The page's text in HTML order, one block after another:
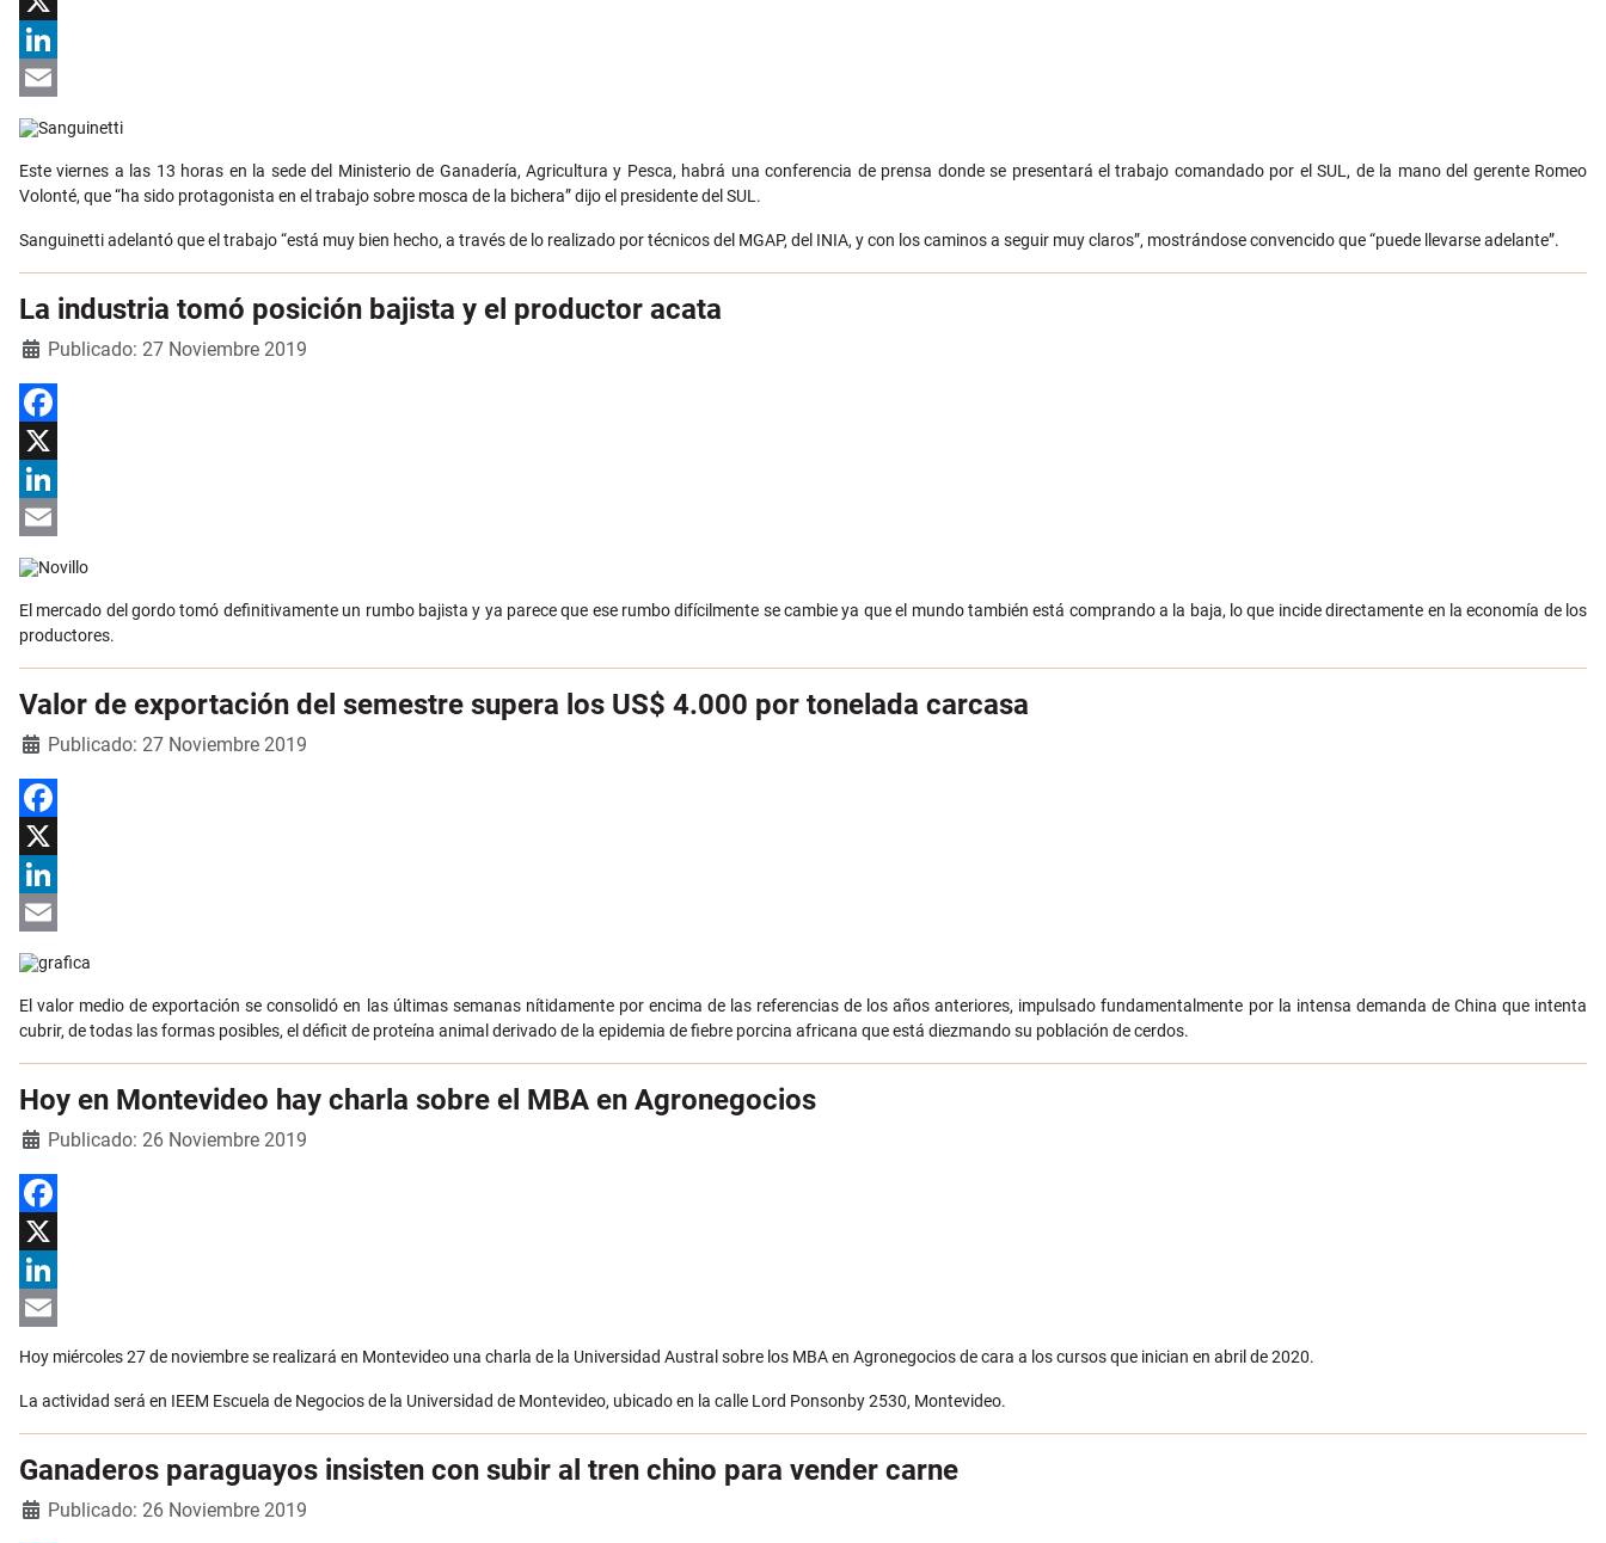
X
LinkedIn
Email
Este viernes a las 13 horas en la sede del Ministerio de Ganadería, Agricultura y Pesca, habrá una conferencia de prensa donde se presentará el trabajo comandado por el SUL, de la mano del gerente Romeo
Volonté, que “ha sido protagonista en el trabajo sobre mosca de la bichera” dijo el presidente del SUL.
Sanguinetti adelantó que el trabajo “está muy bien hecho, a través de lo realizado por técnicos del MGAP, del INIA, y con los caminos a seguir muy claros”, mostrándose convencido que “puede llevarse adelante”.
La industria tomó posición bajista y el productor acata
DetallesPublicado: 27 Noviembre 2019
Facebook
X
LinkedIn
Email
El mercado del gordo tomó definitivamente un rumbo bajista y ya parece que ese rumbo difícilmente se cambie ya que el mundo también está comprando a la baja, lo que incide directamente en la economía de los
productores.
Valor de exportación del semestre supera los US$ 4.000 por tonelada carcasa
DetallesPublicado: 27 Noviembre 2019
Facebook
X
LinkedIn
Email
El valor medio de exportación se consolidó en las últimas semanas nítidamente por encima de las referencias de los años anteriores, impulsado fundamentalmente por la intensa demanda de China que intenta
cubrir, de todas las formas posibles, el déficit de proteína animal derivado de la epidemia de fiebre porcina africana que está diezmando su población de cerdos.
Hoy en Montevideo hay charla sobre el MBA en Agronegocios
DetallesPublicado: 26 Noviembre 2019
Facebook
X
LinkedIn
Hoy miércoles 27 de noviembre se realizará en Montevideo una charla de la Universidad Austral sobre los MBA en Agronegocios de cara a los cursos que inician en abril de 2020.
La actividad será en IEEM Escuela de Negocios de la Universidad de Montevideo, ubicado en la calle Lord Ponsonby 2530, Montevideo.
Ganaderos paraguayos insisten con subir al tren chino para vender carne
DetallesPublicado: 26 Noviembre 2019